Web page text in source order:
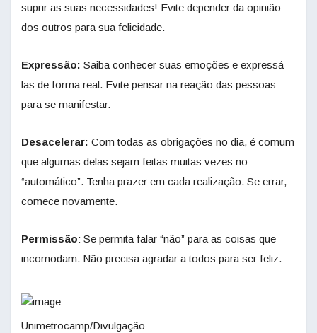
suprir as suas necessidades! Evite depender da opinião
dos outros para sua felicidade.
Expressão: Saiba conhecer suas emoções e expressá-
las de forma real. Evite pensar na reação das pessoas
para se manifestar.
Desacelerar: Com todas as obrigações no dia, é comum
que algumas delas sejam feitas muitas vezes no
“automático”. Tenha prazer em cada realização. Se errar,
comece novamente.
Permissão: Se permita falar “não” para as coisas que
incomodam. Não precisa agradar a todos para ser feliz.
Unimetrocamp/Divulgação